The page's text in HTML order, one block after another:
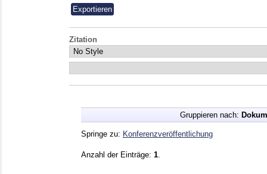
Zitation
Gruppieren nach:
Springe zu: Konferenzveröffentlichung
Anzahl der Einträge: 1